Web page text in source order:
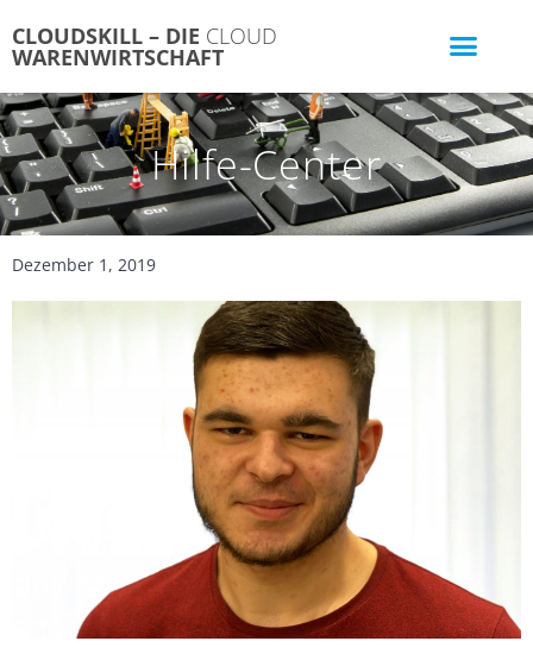
Inhalt
springen
CLOUDSKILL – DIE CLOUD
WARENWIRTSCHAFT
Hilfe-Center
Dezember 1, 2019